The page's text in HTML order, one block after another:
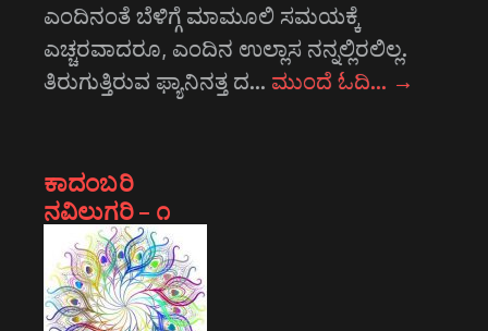
ಎಂದಿನಂತೆ ಬೆಳಿಗ್ಗೆ ಮಾಮೂಲಿ ಸಮಯಕ್ಕೆ
ಎಚ್ಚರವಾದರೂ, ಎಂದಿನ ಉಲ್ಲಾಸ ನನ್ನಲ್ಲಿರಲಿಲ್ಲ.
ತಿರುಗುತ್ತಿರುವ ಫ್ಯಾನಿನತ್ತ ದ… ಮುಂದೆ ಓದಿ… →
ಕಾದಂಬರಿ
ನವಿಲುಗರಿ – ೧